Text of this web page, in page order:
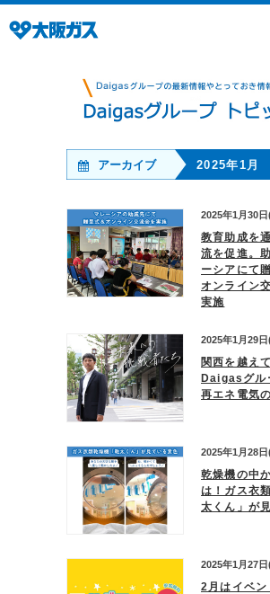
アーカイブ 2025年1月
2025年1月30日
教育助成を
流を促進。
ーシアにて
オンライン
実施
2025年1月29日
関西を越え
Daigasグル
再エネ電気
2025年1月28日
乾燥機の中
は！ガス衣
太くん」が
2025年1月27日
2月はイベン